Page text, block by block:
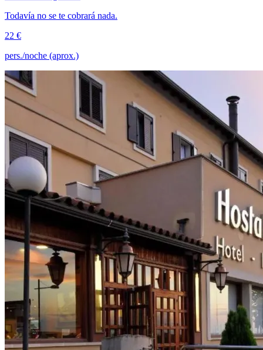
Todavía no se te cobrará nada.
22 €
pers./noche (aprox.)